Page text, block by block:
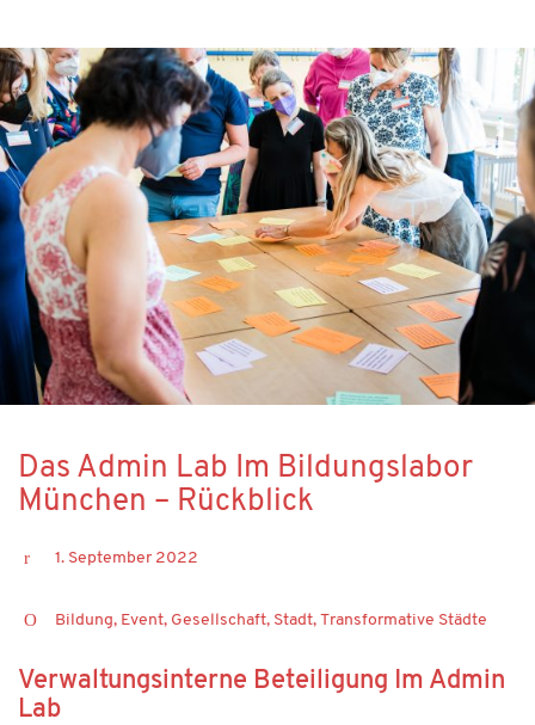
Das Admin Lab Im Bildungslabor
München – Rückblick
1. September 2022
Bildung, Event, Gesellschaft, Stadt, Transformative Städte
Verwaltungsinterne Beteiligung Im Admin
Lab